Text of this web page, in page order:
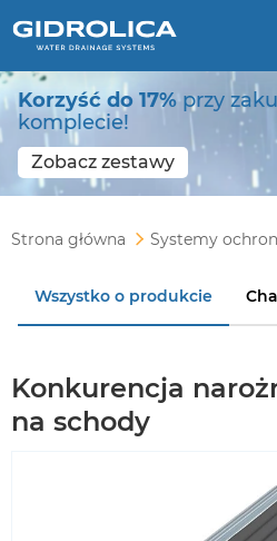
Korzyść do 17% przy
komplecie!
Zobacz zestawy
Strona główna Systemy
Wszystko o produkcie
Konkurencja
na schody